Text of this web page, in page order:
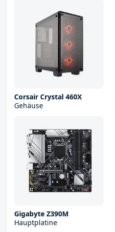
Corsair Crystal 460X
Gehäuse
Gigabyte Z390M
Hauptplatine